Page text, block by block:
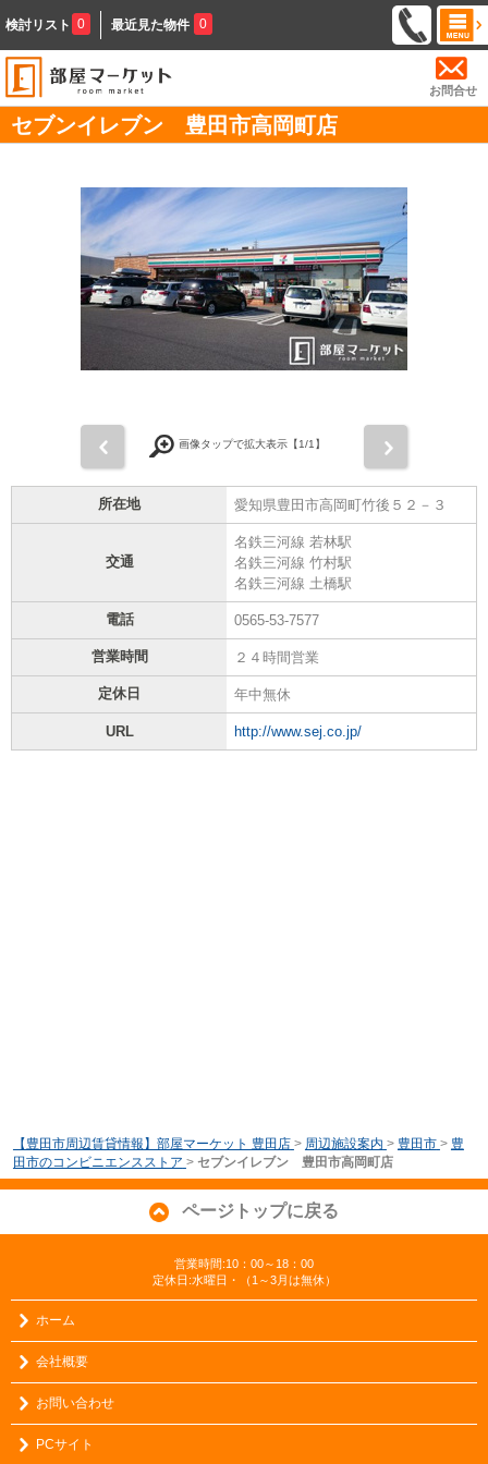
検討リスト 0 最近見た物件 0
お問合せ
セブンイレブン 豊田市高岡町店
画像タップで拡大表示【1/1】
所在地 愛知県豊田市高岡町竹後５２－３
交通
名鉄三河線 若林駅
名鉄三河線 竹村駅
名鉄三河線 土橋駅
電話 0565-53-7577
営業時間 ２４時間営業
定休日 年中無休
URL http://www.sej.co.jp/
【豊田市周辺賃貸情報】部屋マーケット 豊田店 > 周辺施設案内 > 豊田市 > 豊
田市のコンビニエンスストア > セブンイレブン 豊田市高岡町店
ページトップに戻る
営業時間:10：00～18：00
定休日:水曜日・（1～3月は無休）
ホーム
会社概要
お問い合わせ
PCサイト